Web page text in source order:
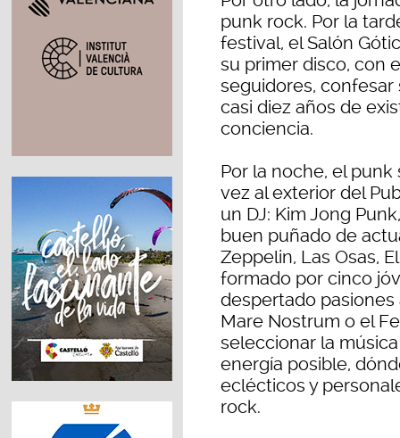
punk rock. Por la
festival, el Salón
su primer disco, con
seguidores,
casi diez años de
conciencia.
Por la noche, el
vez al exterior del
un DJ: Kim Jong
buen puñado de
Zeppelin, Las Osas,
formado por cinco
despertado
Mare Nostrum o el
seleccionar la
energía posible,
eclécticos y
rock.